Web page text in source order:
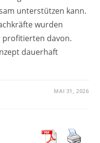
unterstützen kann.
wurden
profitierten davon.
dauerhaft
MAI 31, 2026